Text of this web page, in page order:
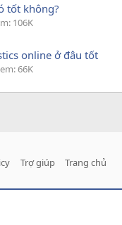
tốt không?
106K
online ở đâu tốt
66K
Trợ giúp Trang chủ